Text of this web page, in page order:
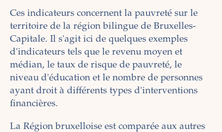
Ces indicateurs concernent la pauvreté sur le
territoire de la région bilingue de Bruxelles-
Capitale. Il s'agit ici de quelques exemples
d'indicateurs tels que le revenu moyen et
médian, le taux de risque de pauvreté, le
niveau d'éducation et le nombre de personnes
ayant droit à différents types d'interventions
financières.
La Région bruxelloise est comparée aux autres